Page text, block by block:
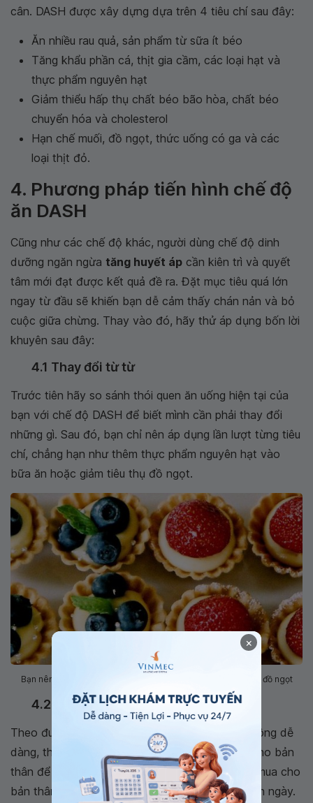
cân. DASH được xây dựng dựa trên 4 tiêu chí sau đây:
Ăn nhiều rau quả, sản phẩm từ sữa ít béo
Tăng khẩu phần cá, thịt gia cầm, các loại hạt và
thực phẩm nguyên hạt
Giảm thiểu hấp thụ chất béo bão hòa, chất béo
chuyển hóa và cholesterol
Hạn chế muối, đồ ngọt, thức uống có ga và các
loại thịt đỏ.
4. Phương pháp tiến hình chế độ
ăn DASH
Cũng như các chế độ khác, người dùng chế độ dinh
dưỡng ngăn ngừa tăng huyết áp cần kiên trì và quyết
tâm mới đạt được kết quả đề ra. Đặt mục tiêu quá lớn
ngay từ đầu sẽ khiến bạn dễ cảm thấy chán nản và bỏ
cuộc giữa chừng. Thay vào đó, hãy thử áp dụng bốn lời
khuyên sau đây:
4.1 Thay đổi từ từ
Trước tiên hãy so sánh thói quen ăn uống hiện tại của
bạn với chế độ DASH để biết mình cần phải thay đổi
những gì. Sau đó, bạn chỉ nên áp dụng lần lượt từng tiêu
chí, chẳng hạn như thêm thực phẩm nguyên hạt vào
bữa ăn hoặc giảm tiêu thụ đồ ngọt.
Bạn nên chuyển từ từ sang chế độ DASH bằng cách giảm ăn đồ ngọt
4.2 Tự thưởng cho bản thân
Theo đuổi một chế độ dinh dưỡng là chuyện không dễ
dàng, thế nên thỉnh thoảng hãy tưởng thưởng cho bản
thân để giữ động lực và quyết tâm. Bạn có thể mua cho
bản thân một bộ quần áo mới hay đi du lịch ngắn ngày.
×